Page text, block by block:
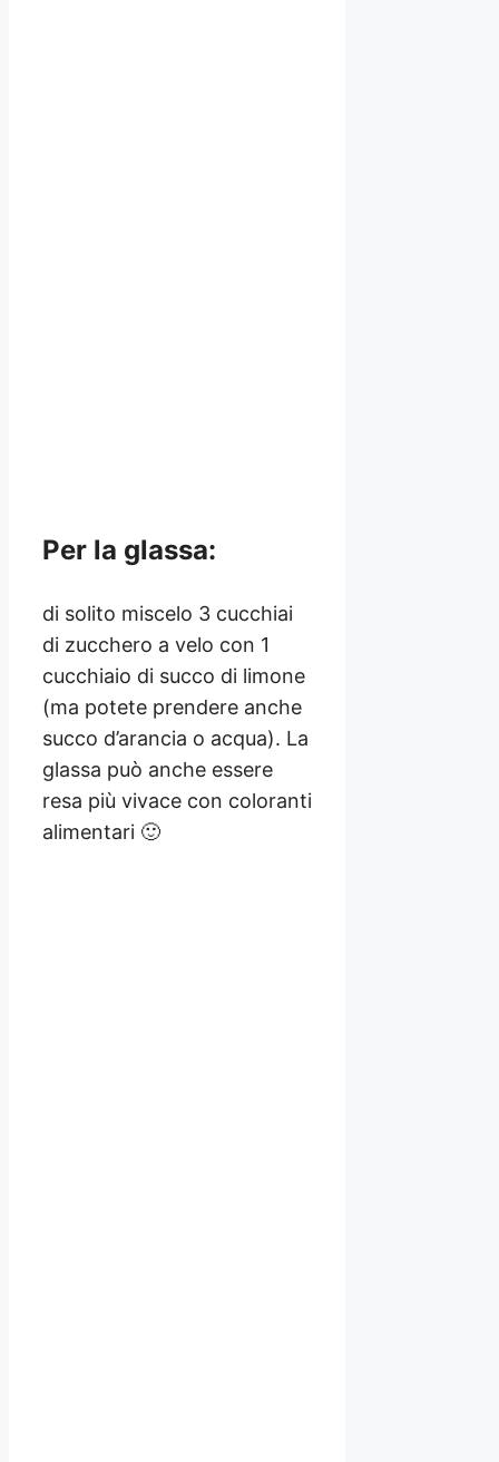
Per la glassa:
di solito miscelo 3 cucchiai
di zucchero a velo con 1
cucchiaio di succo di limone
(ma potete prendere anche
succo d’arancia o acqua). La
glassa può anche essere
resa più vivace con coloranti
alimentari 🙂